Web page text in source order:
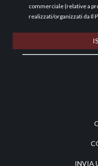
commerciale (relative a
realizzati/organizzati da Il
INVIA